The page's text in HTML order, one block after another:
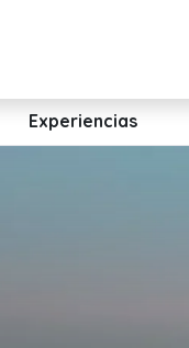
Experiencias